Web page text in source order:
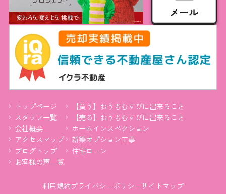
トップページ
【買う】おうちむすびに出来ること
スタッフ一覧
【売る】おうちむすびに出来ること
会社概要
ホームインスペクション
アクセスマップ
新築オプション工事
ブログトップ
住宅ローン
お客様の声一覧
利用規約プライバシーポリシーサイトマップ